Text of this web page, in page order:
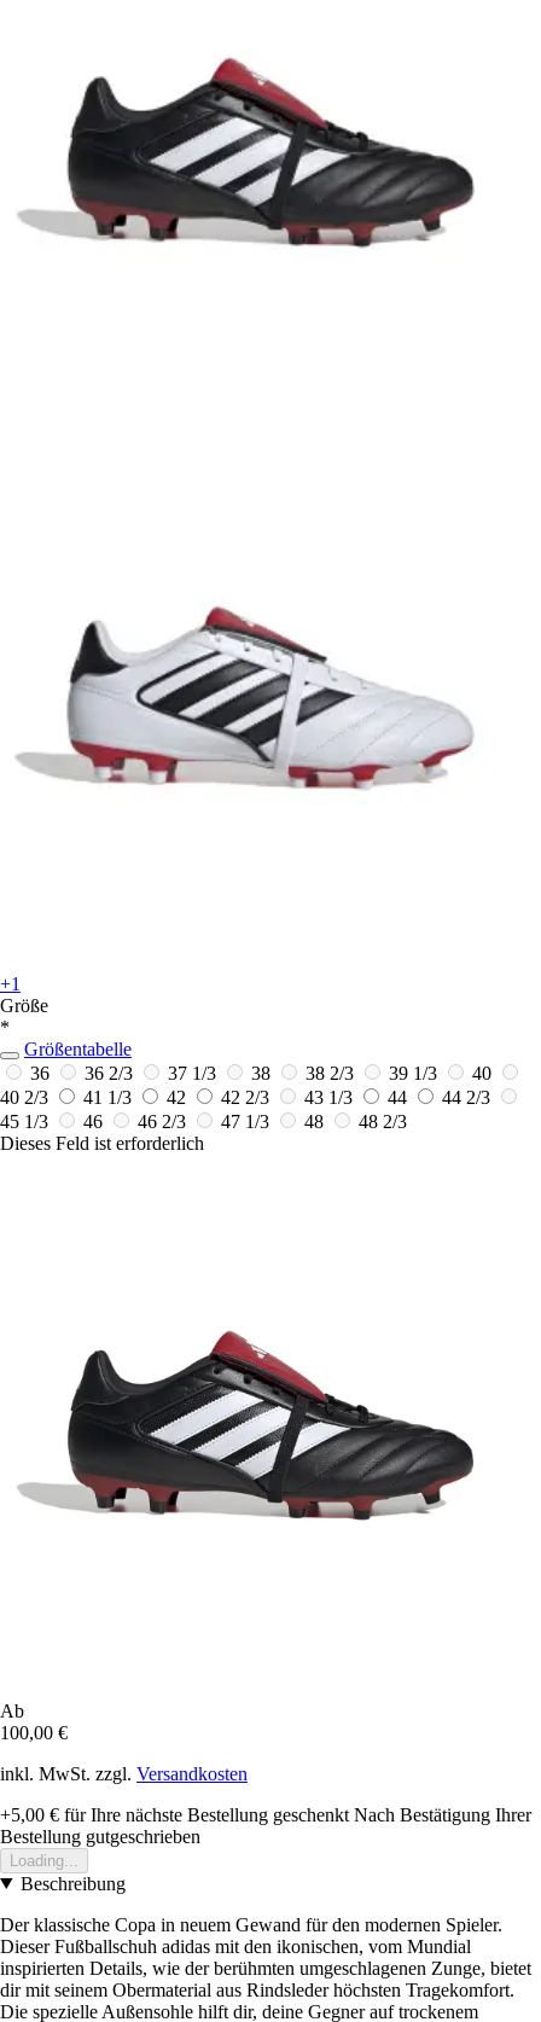
+1
Größe
*
Größentabelle
36
36 2/3 37 1/3 38 38 2/3 39 1/3
40
40 2/3
41 1/3 42 42 2/3 43 1/3 44
44 2/3
45 1/3
46 46 2/3 47 1/3 48
48 2/3
Dieses Feld ist erforderlich
Ab
100,00 €
inkl. MwSt. zzgl. Versandkosten
+5,00 € für Ihre nächste Bestellung geschenkt Nach Bestätigung Ihrer
Bestellung gutgeschrieben
Loading...
Beschreibung
Der klassische Copa in neuem Gewand für den modernen Spieler.
Dieser Fußballschuh adidas mit den ikonischen, vom Mundial
inspirierten Details, wie der berühmten umgeschlagenen Zunge, bietet
dir mit seinem Obermaterial aus Rindsleder höchsten Tragekomfort.
Die spezielle Außensohle hilft dir, deine Gegner auf trockenem